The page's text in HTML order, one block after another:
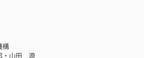
構
・山田 源